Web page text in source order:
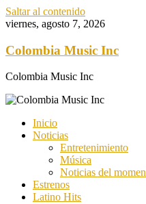
Saltar al contenido
viernes, agosto 7, 2026
Colombia Music Inc
Colombia Music Inc
Inicio
Noticias
Entretenimiento
Música
Noticias del
Estrenos
Latino Hits